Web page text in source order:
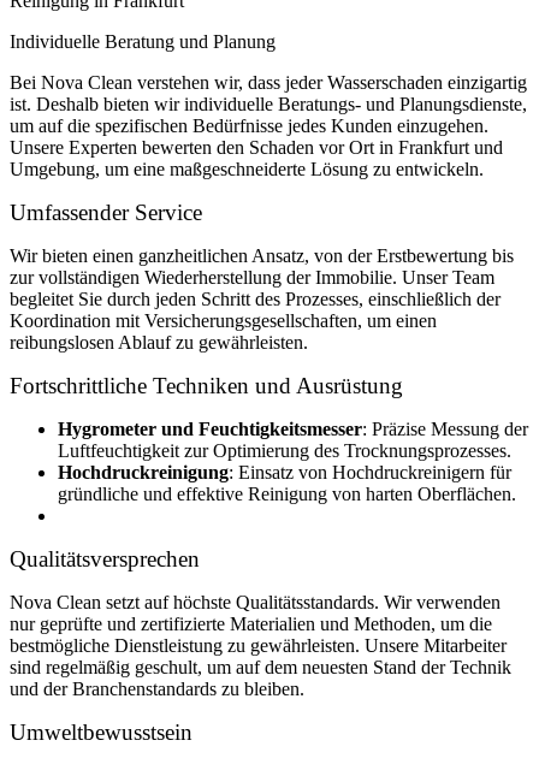
Individuelle Beratung und Planung
Bei Nova Clean verstehen wir, dass jeder Wasserschaden einzigartig
ist. Deshalb bieten wir individuelle Beratungs- und Planungsdienste,
um auf die spezifischen Bedürfnisse jedes Kunden einzugehen.
Unsere Experten bewerten den Schaden vor Ort in Frankfurt und
Umgebung, um eine maßgeschneiderte Lösung zu entwickeln.
Umfassender Service
Wir bieten einen ganzheitlichen Ansatz, von der Erstbewertung bis
zur vollständigen Wiederherstellung der Immobilie. Unser Team
begleitet Sie durch jeden Schritt des Prozesses, einschließlich der
Koordination mit Versicherungsgesellschaften, um einen
reibungslosen Ablauf zu gewährleisten.
Fortschrittliche Techniken und Ausrüstung
Hygrometer und Feuchtigkeitsmesser: Präzise Messung der
Luftfeuchtigkeit zur Optimierung des Trocknungsprozesses.
Hochdruckreinigung: Einsatz von Hochdruckreinigern für
gründliche und effektive Reinigung von harten Oberflächen.
Qualitätsversprechen
Nova Clean setzt auf höchste Qualitätsstandards. Wir verwenden
nur geprüfte und zertifizierte Materialien und Methoden, um die
bestmögliche Dienstleistung zu gewährleisten. Unsere Mitarbeiter
sind regelmäßig geschult, um auf dem neuesten Stand der Technik
und der Branchenstandards zu bleiben.
Umweltbewusstsein